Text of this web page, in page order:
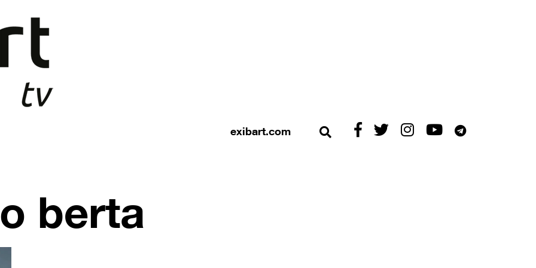
exibart.com Apri ricerca
ExibartExibartExibartExibartExibart
berta